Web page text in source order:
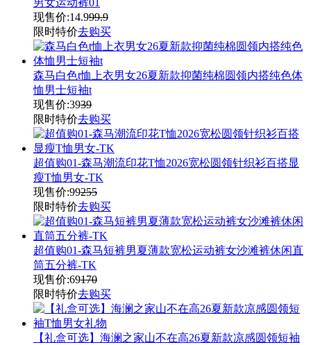
男女运动裤01
现售价:14.999.9
限时特价去购买
森马白色t恤上衣男女26夏新款抑菌纯棉圆领内搭纯色体
恤男士短袖t
现售价:3939
限时特价去购买
超值购01-森马潮流印花T恤2026宽松圆领针织衫百搭显
瘦T恤男女-TK
现售价:99255
限时特价去购买
超值购01-森马短裤男夏薄款宽松运动裤女沙滩裤休闲直
筒五分裤-TK
现售价:69170
限时特价去购买
【礼盒可选】海澜之家山不在高26夏新款凉感圆领短袖